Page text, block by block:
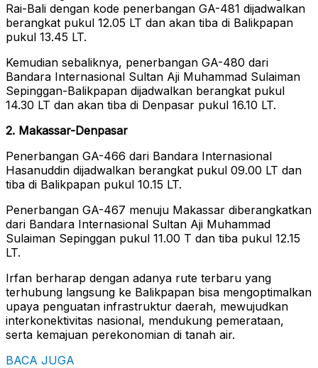
Rai-Bali dengan kode penerbangan GA-481 dijadwalkan
berangkat pukul 12.05 LT dan akan tiba di Balikpapan
pukul 13.45 LT.
Kemudian sebaliknya, penerbangan GA-480 dari
Bandara Internasional Sultan Aji Muhammad Sulaiman
Sepinggan-Balikpapan dijadwalkan berangkat pukul
14.30 LT dan akan tiba di Denpasar pukul 16.10 LT.
2. Makassar-Denpasar
Penerbangan GA-466 dari Bandara Internasional
Hasanuddin dijadwalkan berangkat pukul 09.00 LT dan
tiba di Balikpapan pukul 10.15 LT.
Penerbangan GA-467 menuju Makassar diberangkatkan
dari Bandara Internasional Sultan Aji Muhammad
Sulaiman Sepinggan pukul 11.00 T dan tiba pukul 12.15
LT.
Irfan berharap dengan adanya rute terbaru yang
terhubung langsung ke Balikpapan bisa mengoptimalkan
upaya penguatan infrastruktur daerah, mewujudkan
interkonektivitas nasional, mendukung pemerataan,
serta kemajuan perekonomian di tanah air.
BACA JUGA